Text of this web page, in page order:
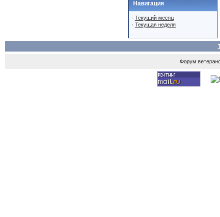
Навигация
· Текущий месяц
· Текущая неделя
Форум